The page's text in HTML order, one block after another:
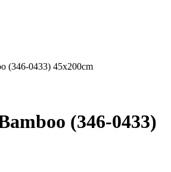
(346-0433) 45x200cm
(346-0433)